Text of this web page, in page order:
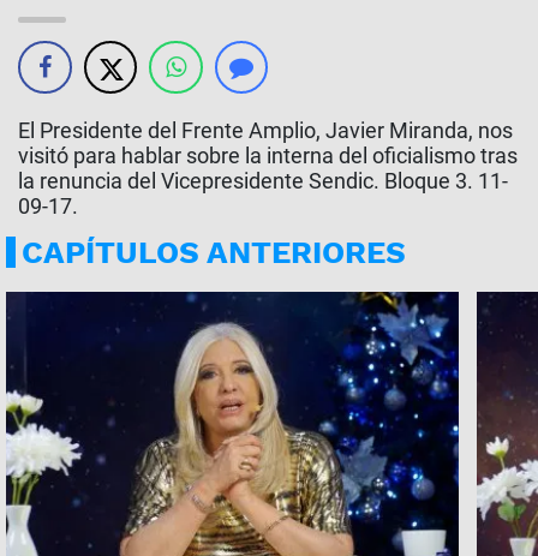
El Presidente del Frente Amplio, Javier Miranda, nos
visitó para hablar sobre la interna del oficialismo tras
la renuncia del Vicepresidente Sendic. Bloque 3. 11-
09-17.
CAPÍTULOS ANTERIORES